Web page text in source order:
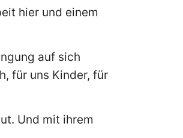
hier und einem
auf sich
für uns Kinder, für
Und mit ihrem